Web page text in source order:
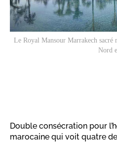
Le Royal Mansour Marrakech
Nord
Double consécration pour
marocaine qui voit quatre